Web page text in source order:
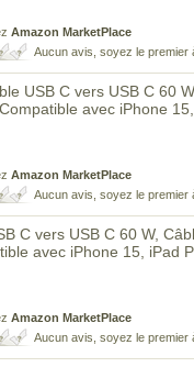
Amazon MarketPlace
Aucun avis, soyez le premier
USB C vers USB C 60
avec iPhone
Amazon MarketPlace
Aucun avis, soyez le premier
C vers USB C 60 W,
avec iPhone 15, iPad
Amazon MarketPlace
Aucun avis, soyez le premier